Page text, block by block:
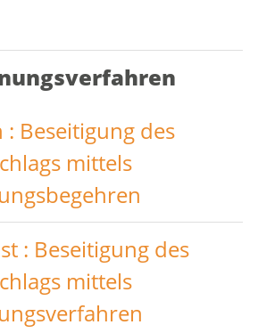
Beseitigung des
mittels
: Beseitigung des
mittels